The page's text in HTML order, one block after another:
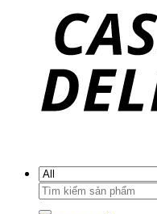
Search
for: